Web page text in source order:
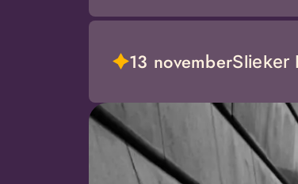
13 novemberSlieker